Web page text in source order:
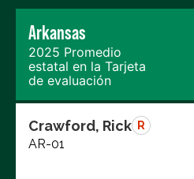
Arkansas
2025 Promedio
estatal en la Tarjeta
de evaluación
Crawford, Rick R
AR-01